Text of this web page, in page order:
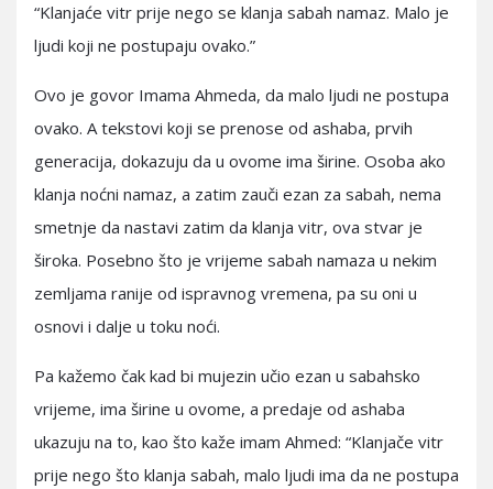
“Klanjaće vitr prije nego se klanja sabah namaz. Malo je
ljudi koji ne postupaju ovako.”
Ovo je govor Imama Ahmeda, da malo ljudi ne postupa
ovako. A tekstovi koji se prenose od ashaba, prvih
generacija, dokazuju da u ovome ima širine. Osoba ako
klanja noćni namaz, a zatim zauči ezan za sabah, nema
smetnje da nastavi zatim da klanja vitr, ova stvar je
široka. Posebno što je vrijeme sabah namaza u nekim
zemljama ranije od ispravnog vremena, pa su oni u
osnovi i dalje u toku noći.
Pa kažemo čak kad bi mujezin učio ezan u sabahsko
vrijeme, ima širine u ovome, a predaje od ashaba
ukazuju na to, kao što kaže imam Ahmed: “Klanjače vitr
prije nego što klanja sabah, malo ljudi ima da ne postupa